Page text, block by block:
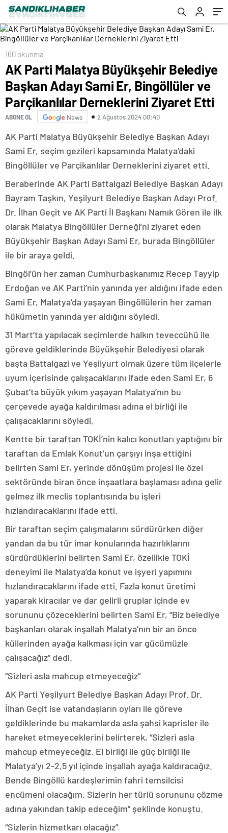
Parçikanlılar Derneklerini Ziyaret Etti
160 okunma
AK Parti Malatya Büyükşehir Belediye
Başkan Adayı Sami Er, Bingöllüler ve
Parçikanlılar Derneklerini Ziyaret Etti
ABONE OL News 2 Ağustos 2024 00:40
AK Parti Malatya Büyükşehir Belediye Başkan Adayı
Sami Er, seçim gezileri kapsamında Malatya’daki
Bingöllüler ve Parçikanlılar Derneklerini ziyaret etti.
Beraberinde AK Parti Battalgazi Belediye Başkan Adayı
Bayram Taşkın, Yeşilyurt Belediye Başkan Adayı Prof.
Dr. İlhan Geçit ve AK Parti İl Başkanı Namık Gören ile ilk
olarak Malatya Bingöllüler Derneği’ni ziyaret eden
Büyükşehir Başkan Adayı Sami Er, burada Bingöllüler
ile bir araya geldi.
Bingöl’ün her zaman Cumhurbaşkanımız Recep Tayyip
Erdoğan ve AK Parti’nin yanında yer aldığını ifade eden
Sami Er, Malatya’da yaşayan Bingöllülerin her zaman
hükümetin yanında yer aldığını söyledi.
31 Mart’ta yapılacak seçimlerde halkın teveccühü ile
göreve geldiklerinde Büyükşehir Belediyesi olarak
başta Battalgazi ve Yeşilyurt olmak üzere tüm ilçelerle
uyum içerisinde çalışacaklarını ifade eden Sami Er, 6
Şubat’ta büyük yıkım yaşayan Malatya’nın bu
çerçevede ayağa kaldırılması adına el birliği ile
çalışacaklarını söyledi.
Kentte bir taraftan TOKİ’nin kalıcı konutları yaptığını bir
taraftan da Emlak Konut’un çarşıyı inşa ettiğini
belirten Sami Er, yerinde dönüşüm projesi ile özel
sektöründe biran önce inşaatlara başlaması adına gelir
gelmez ilk meclis toplantısında bu işleri
hızlandıracaklarını ifade etti.
Bir taraftan seçim çalışmalarını sürdürürken diğer
yandan da bu tür imar konularında hazırlıklarını
sürdürdüklerini belirten Sami Er, özellikle TOKİ
deneyimi ile Malatya’da konut ve işyeri yapımını
hızlandıracaklarını ifade etti. Fazla konut üretimi
yaparak kiracılar ve dar gelirli gruplar içinde ev
sorununu çözeceklerini belirten Sami Er, “Biz belediye
başkanları olarak inşallah Malatya’nın bir an önce
küllerinden ayağa kalkması için var gücümüzle
çalışacağız” dedi.
“Sizleri asla mahcup etmeyeceğiz”
AK Parti Yeşilyurt Belediye Başkan Adayı Prof. Dr.
İlhan Geçit ise vatandaşların oyları ile göreve
geldiklerinde bu makamlarda asla şahsi kaprisler ile
hareket etmeyeceklerini belirterek, “Sizleri asla
mahcup etmeyeceğiz. El birliği ile güç birliği ile
Malatya’yı 2-2,5 yıl içinde inşallah ayağa kaldıracağız.
Bende Bingöllü kardeşlerimin fahri temsilcisi
encümeni olacağım. Sizlerin her türlü sorununu çözme
adına yakından takip edeceğim” şeklinde konuştu.
“Sizlerin hizmetkarı olacağız”